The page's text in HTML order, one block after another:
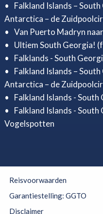
Falkland Islands –
Antarctica – de
Van Puerto Madryn
Ultiem South Georgia!
Falklands - South
Falkland Islands –
Antarctica – de
Falkland Islands -
Falkland Islands -
Vogelspotten
Reisvoorwaarden
Garantiestelling: GGTO
Disclaimer